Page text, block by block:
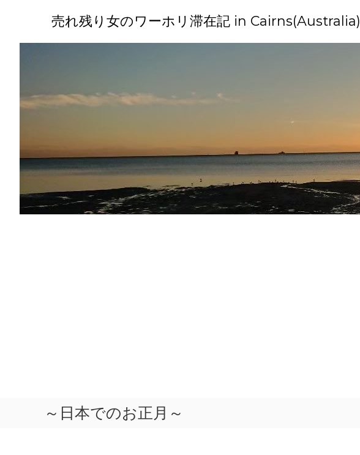
売れ残り女のワーホリ滞在記 in Cairns(Australia)
～日本でのお正月～